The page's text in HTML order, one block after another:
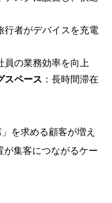
行者がデバイスを充電
員の業務効率を向上
スペース ：長時間滞在
を求める顧客が増え
が集客につながるケー